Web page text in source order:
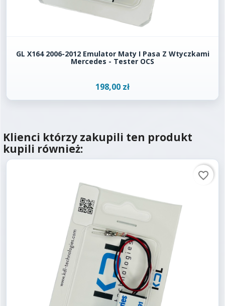
GL X164 2006-2012 Emulator Maty I Pasa Z Wtyczkami
Mercedes - Tester OCS
198,00 zł
Klienci którzy zakupili ten produkt
kupili również:
favorite_border